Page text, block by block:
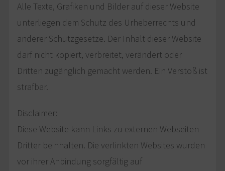
Alle Texte, Grafiken und Bilder auf dieser Website
unterliegen dem Schutz des Urheberrechts und
anderer Schutzgesetze. Der Inhalt dieser Website
darf nicht kopiert, verbreitet, verändert oder
Dritten zugänglich gemacht werden. Ein Verstoß ist
strafbar.
Disclaimer:
Diese Website kann Links zu externen Webseiten
Dritter beinhalten. Die verlinkten Websites wurden
vor ihrer Anbindung sorgfältig auf